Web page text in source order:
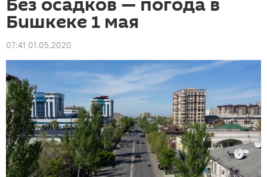
Бишкеке 1 мая
07:41 01.05.2020